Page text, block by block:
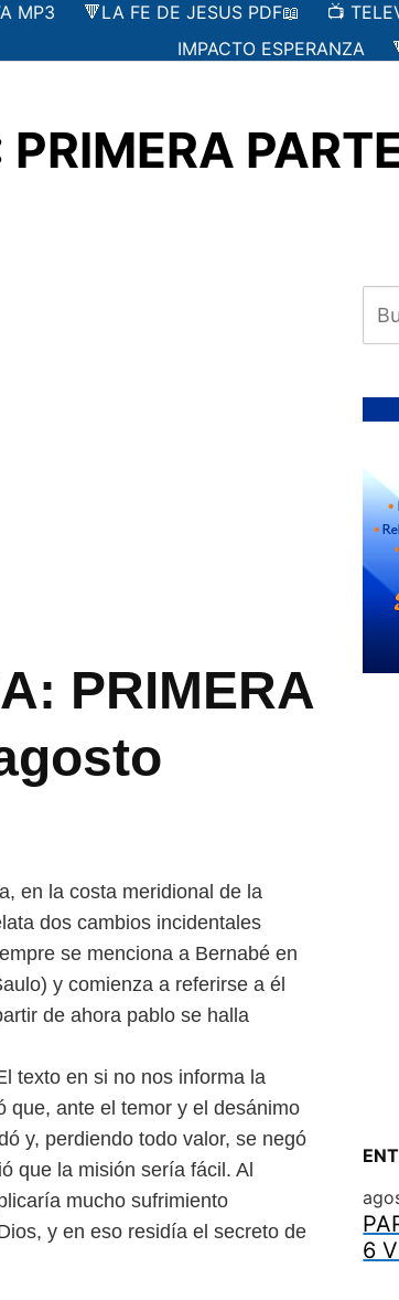
MP3 🔻LA FE DE JESUS PDF📖 📺
IMPACTO ESPERANZA
PRIMERA
en la costa meridional de la
dos cambios incidentales
se menciona a Bernabé en
y comienza a referirse a él
de ahora pablo se halla
texto en si no nos informa la
que, ante el temor y el desánimo
y, perdiendo todo valor, se negó
que la misión sería fácil. Al
mucho sufrimiento
y en eso residía el secreto de
6